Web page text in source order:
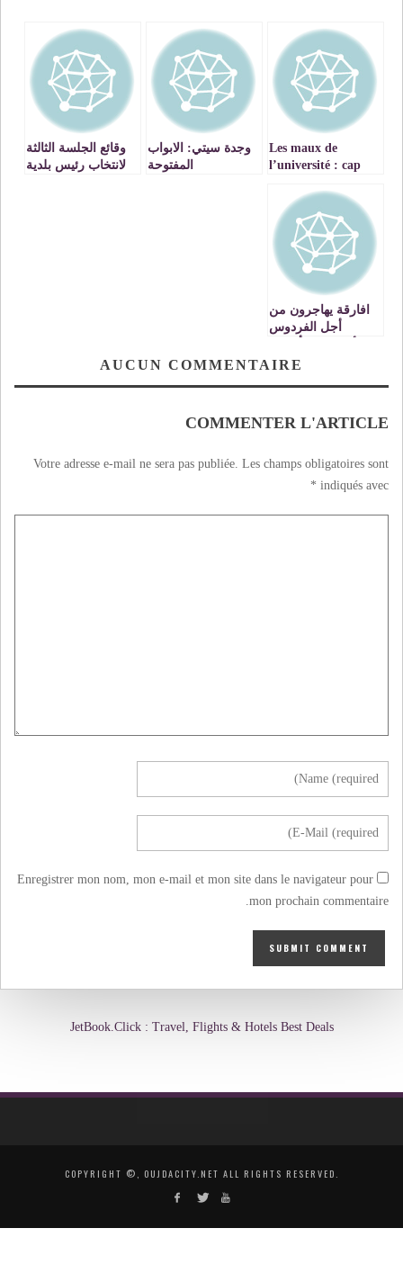
Les maux de
l’université : cap
وجدة سيتي: الابواب
المفتوحة
وقائع الجلسة الثالثة
لانتخاب رئيس بلدية
افارقة يهاجرون من
أجل الفردوس
يهاجرون الى المغربAUCUN COMMENTAIRE
COMMENTER L'ARTICLE
Votre adresse e-mail ne sera pas publiée. Les champs obligatoires sont
indiqués avec
*
Enregistrer mon nom, mon e-mail et mon site dans le navigateur pour
mon prochain commentaire.
JetBook.Click : Travel, Flights & Hotels Best Deals
COPYRIGHT ©, OUJDACITY.NET ALL RIGHTS RESERVED.